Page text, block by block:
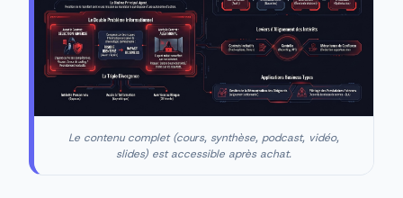
Le contenu complet (cours, synthèse, podcast, vidéo,
slides) est accessible après achat.